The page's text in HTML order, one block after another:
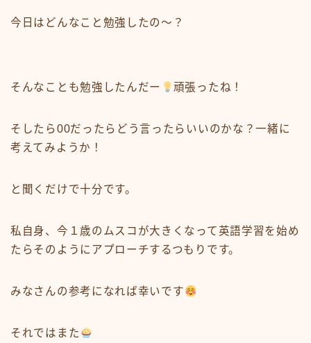
今日はどんなこと勉強したの〜？
そんなことも勉強したんだー 頑張ったね！
そしたら00だったらどう言ったらいいのかな？一緒に
考えてみようか！
と聞くだけで十分です。
私自身、今１歳のムスコが大きくなって英語学習を始め
たらそのようにアプローチするつもりです。
みなさんの参考になれば幸いです
それではまた